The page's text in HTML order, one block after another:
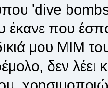
'dive
έκανε που
μου MIM
δεν λέει